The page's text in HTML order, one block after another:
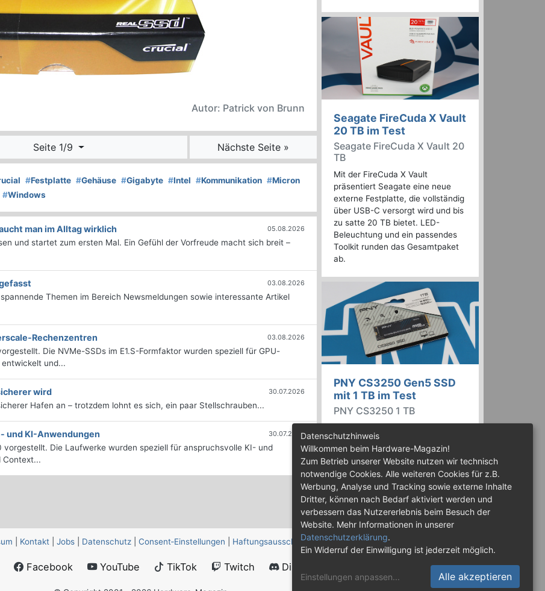
Autor: Patrick von Brunn
Seite 1/9 Nächste Seite »
#Festplatte #Gehäuse #Gigabyte #Intel #Kommunikation #Micron
#Windows
man im Alltag wirklich 05.08.2026
und startet zum ersten Mal. Ein Gefühl der Vorfreude macht sich breit –
03.08.2026
Themen im Bereich Newsmeldungen sowie interessante Artikel
Rechenzentren 03.08.2026
Die NVMe-SSDs im E1.S-Formfaktor wurden speziell für GPU-
und...
wird 30.07.2026
Hafen an – trotzdem lohnt es sich, ein paar Stellschrauben...
und KI-Anwendungen 30.07.2026
vorgestellt. Die Laufwerke wurden speziell für anspruchsvolle KI- und
Context...
Seagate FireCuda X Vault
20 TB im Test
Seagate FireCuda X Vault 20
TB
Mit der FireCuda X Vault
präsentiert Seagate eine neue
externe Festplatte, die vollständig
über USB-C versorgt wird und bis
zu satte 20 TB bietet. LED-
Beleuchtung und ein passendes
Toolkit runden das Gesamtpaket
ab.
PNY CS3250 Gen5 SSD
mit 1 TB im Test
PNY CS3250 1 TB
Familie von PCIe Gen5 SSDs an,
die mit Speicherkapazitäten von
bis zu 4 TB erhältlich sind. Die
Drives erreichen bis zu 14.900
MB/s lesend. Wir haben das 1-TB-
Modell getestet.
Kontakt Jobs Datenschutz Consent‑Einstellungen Haftungsausschluss
Facebook YouTube TikTok Twitch Discord
Datenschutzhinweis
Willkommen beim Hardware-Magazin!
Zum Betrieb unserer Website nutzen wir technisch
notwendige Cookies. Alle weiteren Cookies für z.B.
Werbung, Analyse und Tracking sowie externe Inhalte
Dritter, können nach Bedarf aktiviert werden und
verbessern das Nutzererlebnis beim Besuch der
Website. Mehr Informationen in unserer
Datenschutzerklärung.
Ein Widerruf der Einwilligung ist jederzeit möglich.
Einstellungen anpassen... Alle akzeptieren